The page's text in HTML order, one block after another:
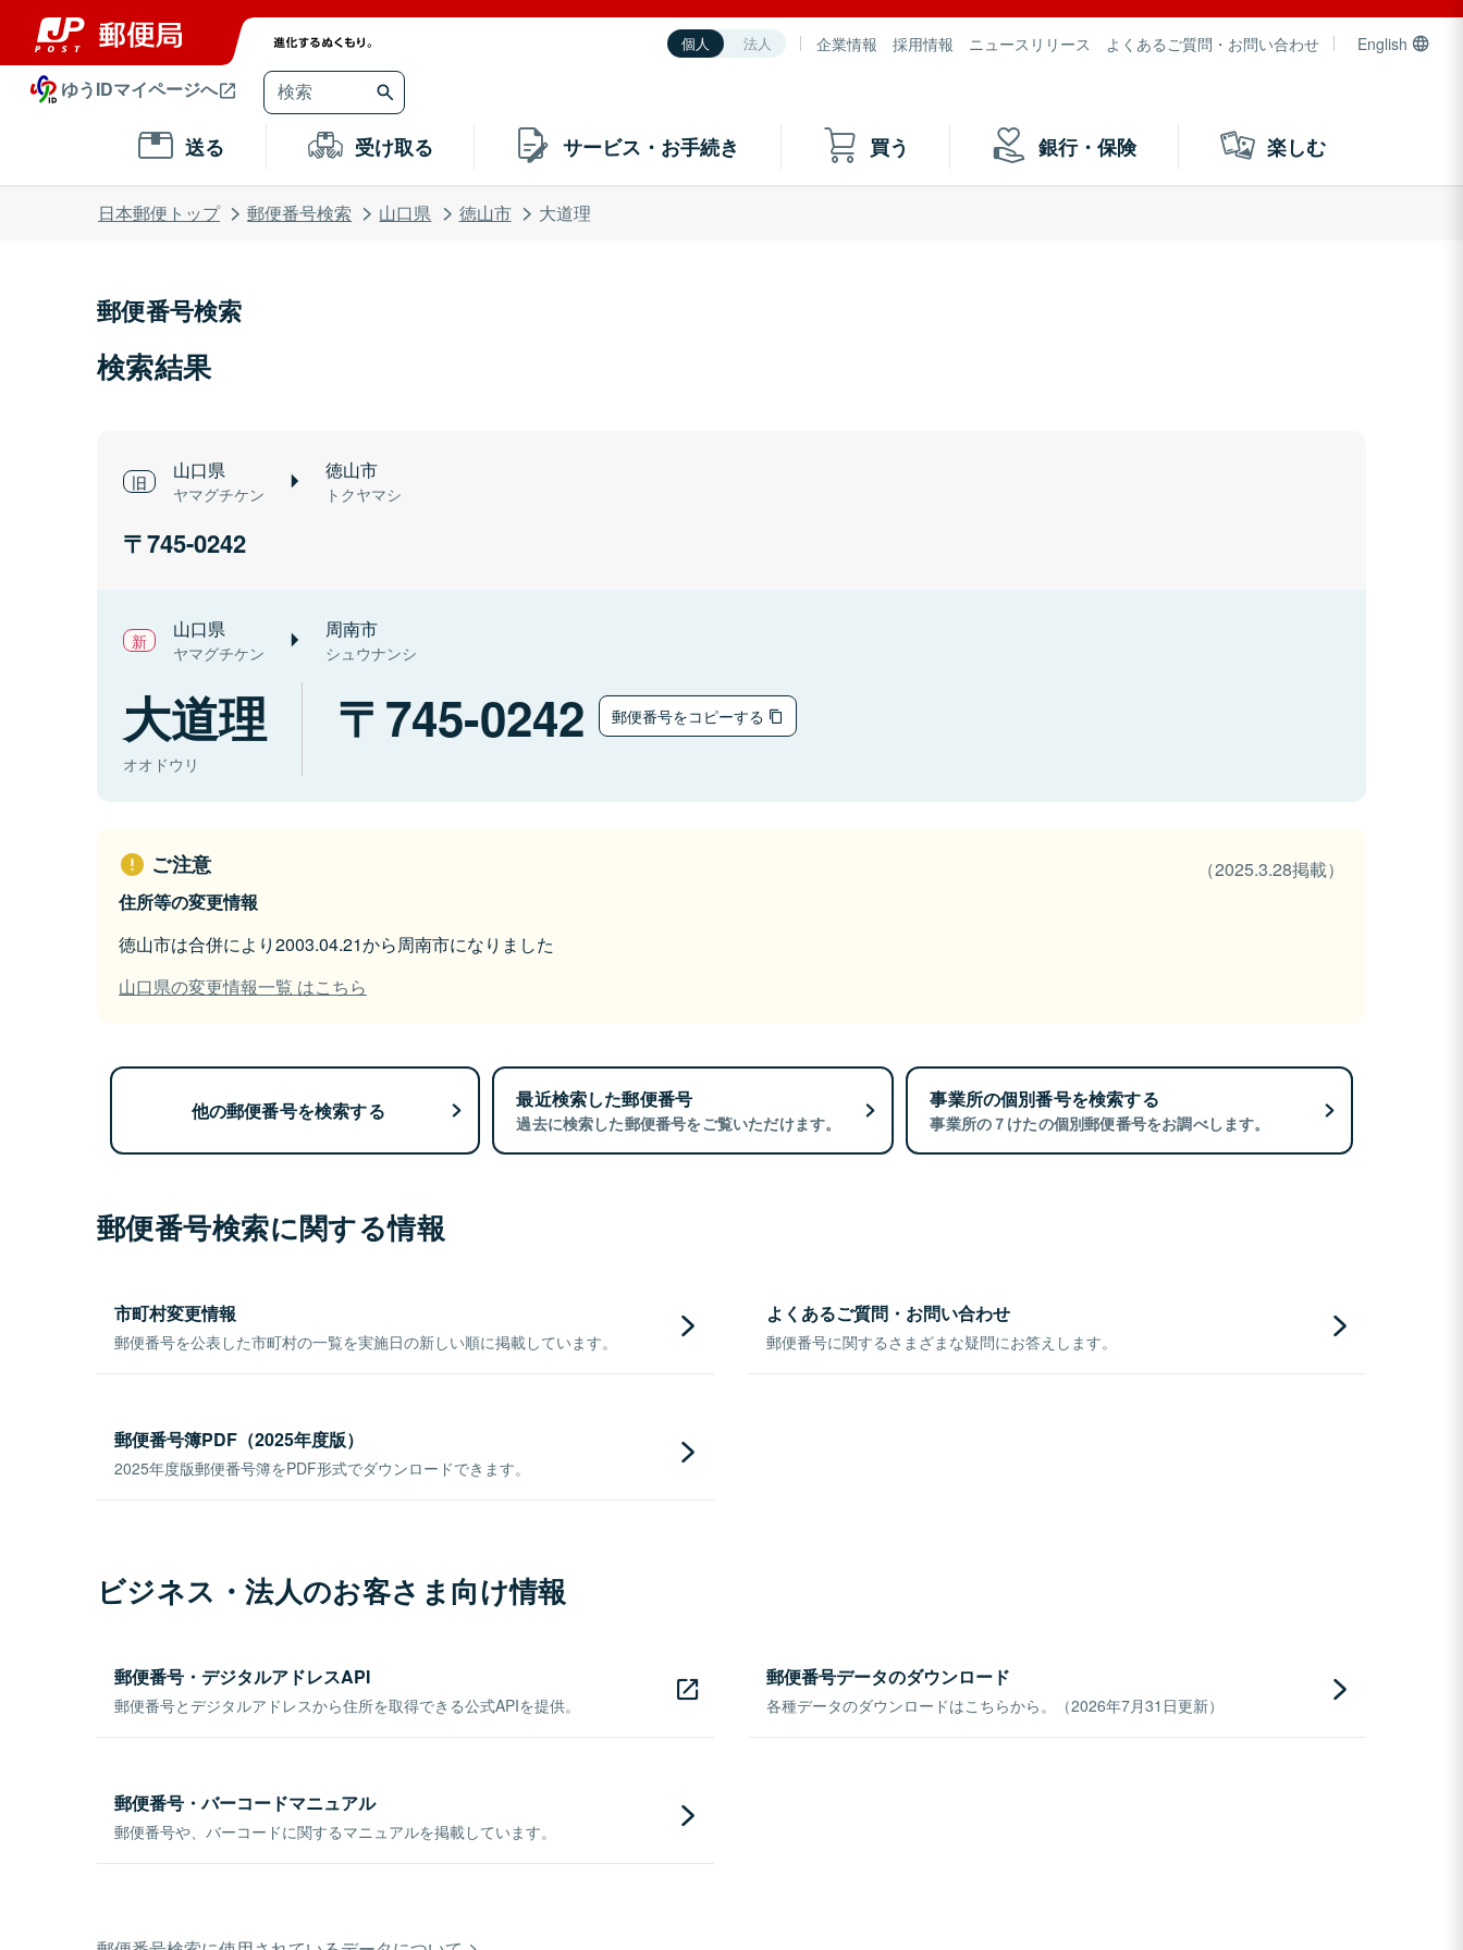
個人 法人 企業情報 採用情報 ニュースリリース よくあるご質問・お問い合わせ English
ゆうIDマイページへ
送る 受け取る サービス・お手続き 買う 銀行・保険 楽しむ
日本郵便トップ 郵便番号検索 山口県 徳山市 大道理
郵便番号検索
検索結果
山口県
ヤマグチケン
徳山市
トクヤマシ
745-0242
山口県
ヤマグチケン
周南市
シュウナンシ
大道理
オオドウリ
745-0242 郵便番号をコピーする
ご注意
（2025.3.28掲載）
住所等の変更情報
徳山市は合併により2003.04.21から周南市になりました
山口県の変更情報一覧 はこちら
他の郵便番号を検索する 最近検索した郵便番号
過去に検索した郵便番号をご覧いただけます。
事業所の個別番号を検索する
事業所の７けたの個別郵便番号をお調べします。
郵便番号検索に関する情報
市町村変更情報
郵便番号を公表した市町村の一覧を実施日の新しい順に掲載しています。
よくあるご質問・お問い合わせ
郵便番号に関するさまざまな疑問にお答えします。
郵便番号簿PDF（2025年度版）
2025年度版郵便番号簿をPDF形式でダウンロードできます。
ビジネス・法人のお客さま向け情報
郵便番号・デジタルアドレスAPI
郵便番号とデジタルアドレスから住所を取得できる公式APIを提供。
郵便番号データのダウンロード
各種データのダウンロードはこちらから。（2026年7月31日更新）
郵便番号・バーコードマニュアル
郵便番号や、バーコードに関するマニュアルを掲載しています。